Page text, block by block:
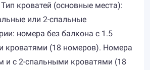
кроватей (основные места):
или 2-спальные
номера без балкона с 1.5
кроватями (18 номеров). Номера
и с 2-спальными кроватями (18